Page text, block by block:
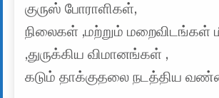
குருஸ் போராளிகள்,
நிலைகள் ,மற்றும் மறைவிடங்கள்
,துருக்கிய விமானங்கள் ,
கடும் தாக்குதலை நடத்திய